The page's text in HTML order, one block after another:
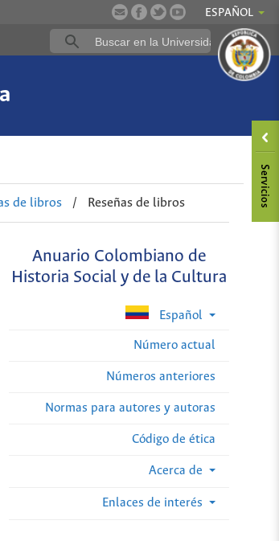
ESPAÑOL
de libros / Reseñas de libros
Anuario Colombiano de
Historia Social y de la Cultura
Español
Número actual
Números anteriores
Normas para autores y autoras
Código de ética
Acerca de
Enlaces de interés